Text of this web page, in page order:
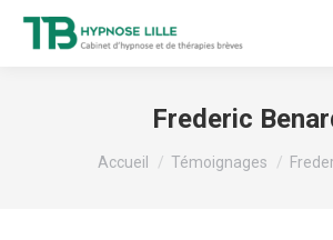
Frederic
Vous êtes ici :
Accueil Témoignages